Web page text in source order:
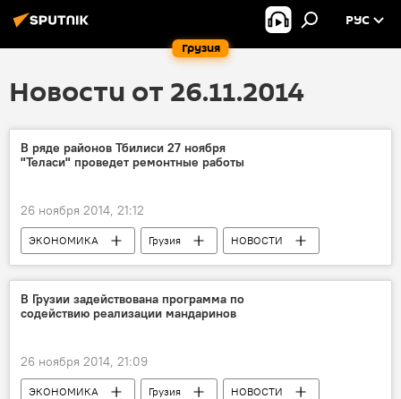
Грузия
РУС
Новости от 26.11.2014
В ряде районов Тбилиси 27 ноября
"Теласи" проведет ремонтные работы
26 ноября 2014, 21:12
ЭКОНОМИКА Грузия НОВОСТИ
В Грузии задействована программа по
содействию реализации мандаринов
26 ноября 2014, 21:09
ЭКОНОМИКА Грузия НОВОСТИ